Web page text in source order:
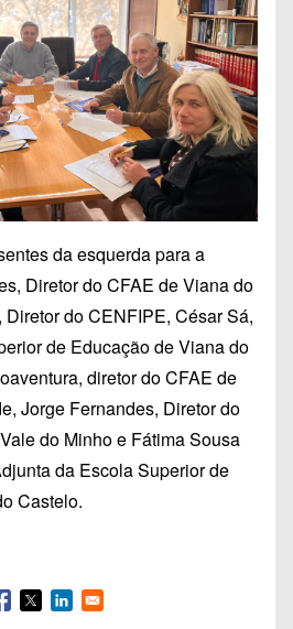
da esquerda para a
Diretor do CFAE de Viana do
do CENFIPE, César Sá,
de Educação de Viana do
diretor do CFAE de
Jorge Fernandes, Diretor do
do Minho e Fátima Sousa
da Escola Superior de
Castelo.